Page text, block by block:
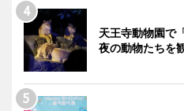
天王寺動物園で
夜の動物たちを